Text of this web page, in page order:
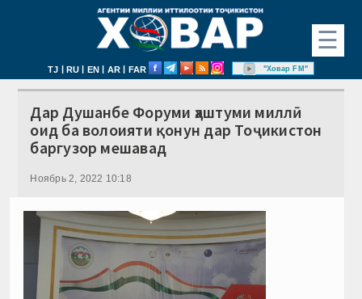
☰
TJ | RU | EN | AR | FAR "Ховар FM"
Дар Душанбе Форуми ҳаштуми миллӣ
оид ба волоияти қонун дар Тоҷикистон
баргузор мешавад
Ноябрь 2, 2022 10:18